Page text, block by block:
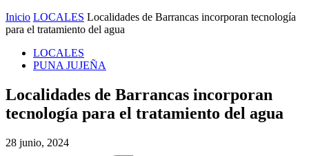
Inicio LOCALES Localidades de Barrancas incorporan tecnología
para el tratamiento del agua
LOCALES
PUNA JUJEÑA
Localidades de Barrancas incorporan
tecnología para el tratamiento del agua
28 junio, 2024